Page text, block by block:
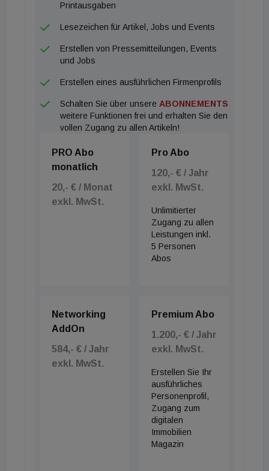
zukunftsfähig und sollten längerfristig ein
Bestandteil jedes diversifizierten Immobilien-
Printausgaben
Lesezeichen für Artikel, Jobs und Events
Erstellen von Pressemitteilungen, Events
und Jobs
Erstellen eines ausführlichen Firmenprofils
Schalten Sie über unsere ABONNEMENTS
weitere Funktionen frei und erhalten Sie den
vollen Zugang zu allen Artikeln!
PRO Abo
monatlich
20,- € / Monat
exkl. MwSt.
Pro Abo
120,- € / Jahr
exkl. MwSt.
Unlimitierter
Zugang zu allen
Leistungen inkl.
5 Personen
Abos
Networking
AddOn
584,- € / Jahr
exkl. MwSt.
Premium Abo
1.200,- € / Jahr
exkl. MwSt.
Erstellen Sie Ihr
ausführliches
Personenprofil,
Zugang zum
digitalen
Immobilien
Magazin